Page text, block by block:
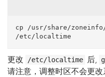
cp /usr/share/
更改 /etc/localtime 后,
请注意，调整时区不会更